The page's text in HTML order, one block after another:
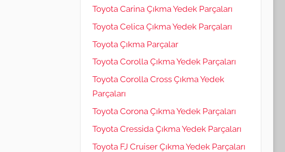
Toyota Carina Çıkma Yedek Parçaları
Toyota Celica Çıkma Yedek Parçaları
Toyota Çıkma Parçalar
Toyota Corolla Çıkma Yedek Parçaları
Toyota Corolla Cross Çıkma Yedek
Parçaları
Toyota Corona Çıkma Yedek Parçaları
Toyota Cressida Çıkma Yedek Parçaları
Toyota FJ Cruiser Çıkma Yedek Parçaları